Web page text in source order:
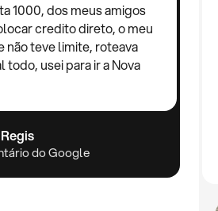
1000, dos meus amigos
credito direto, o meu
não teve limite, roteava
todo, usei para ir a Nova
do Google